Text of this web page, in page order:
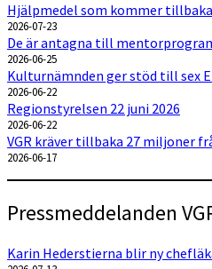
Hjälpmedel som kommer
2026-07-23
De är antagna till
2026-06-25
Kulturnämnden ger stöd till sex
2026-06-22
Regionstyrelsen 22 juni 2026
2026-06-22
VGR kräver tillbaka 27 miljoner
2026-06-17
Pressmeddelanden
Karin Hederstierna blir ny